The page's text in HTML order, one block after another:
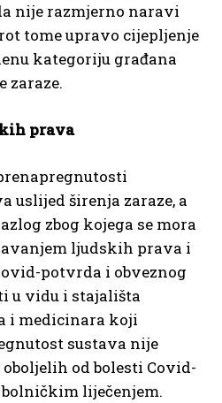
nije razmjerno naravi
tome upravo cijepljenje
kategoriju građana
zaraze.
prava
uslijed širenja zaraze, a
zbog kojega se mora
ljudskih prava i
potvrda i obveznog
u vidu i stajališta
i medicinara koji
sustava nije
od bolesti Covid-
bolničkim liječenjem.